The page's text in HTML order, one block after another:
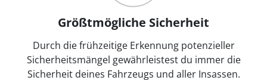
Größtmögliche Sicherheit
Durch die frühzeitige Erkennung potenzieller
Sicherheitsmängel gewährleistest du immer die
Sicherheit deines Fahrzeugs und aller Insassen.